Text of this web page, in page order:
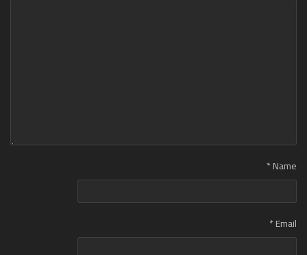
Name
*
Email
*